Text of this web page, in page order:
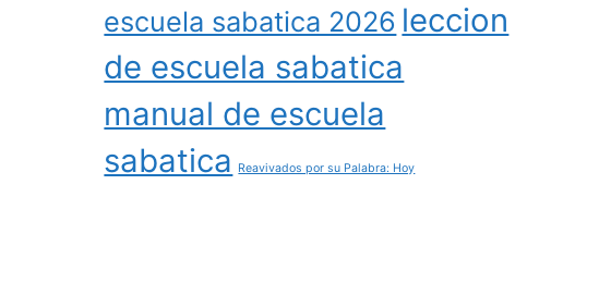
escuela sabatica 2026 leccion
de escuela sabatica
manual de escuela
sabatica
Reavivados por su Palabra: Hoy